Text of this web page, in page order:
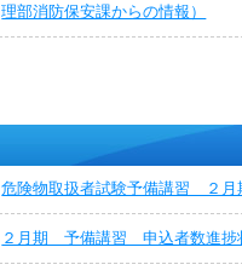
理部消防保安課からの情報）
危険物取扱者試験予備講習 ２
２月期 予備講習 申込者数進捗